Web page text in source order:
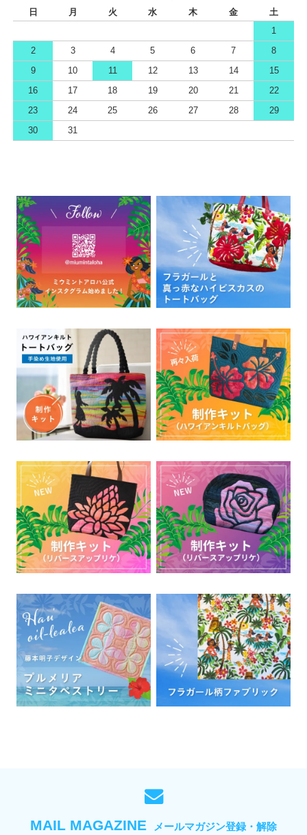
日
月 火 水 木 金
土
1
2 3 4 5 6 7 8
9 10 11 12 13 14 15
16 17 18 19 20 21 22
23 24 25 26 27 28 29
30 31
MAIL MAGAZINE メールマガジン登録・解除